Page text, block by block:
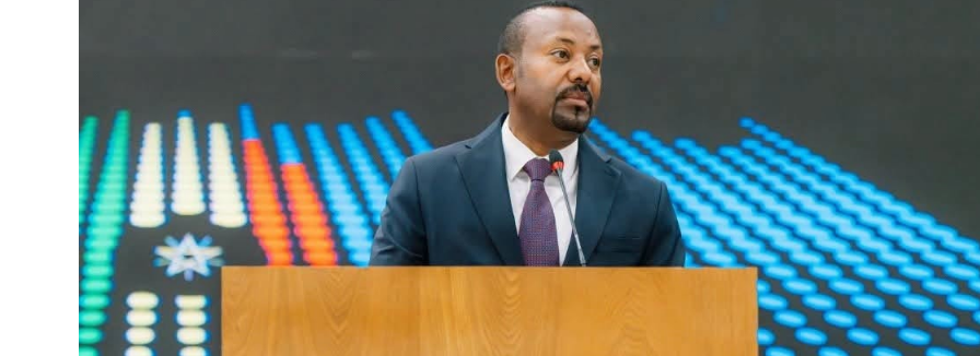
magaalaa Baahardaar daawwatan
August 6, 2026